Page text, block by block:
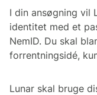
I din ansøgning vil
identitet med et
NemID. Du skal
forrentningsidé,
Lunar skal bruge